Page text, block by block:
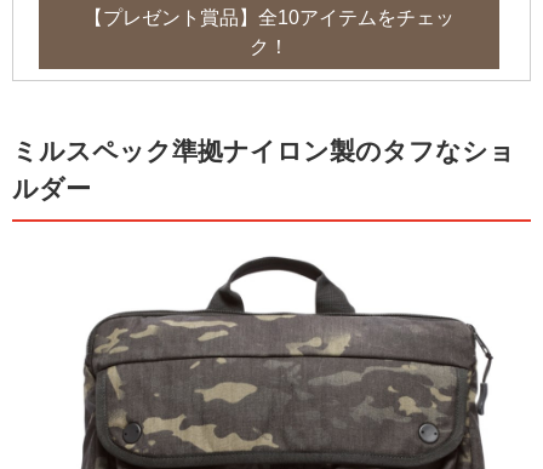
【プレゼント賞品】全10アイテムをチェッ
ク！
ミルスペック準拠ナイロン製のタフなショ
ルダー